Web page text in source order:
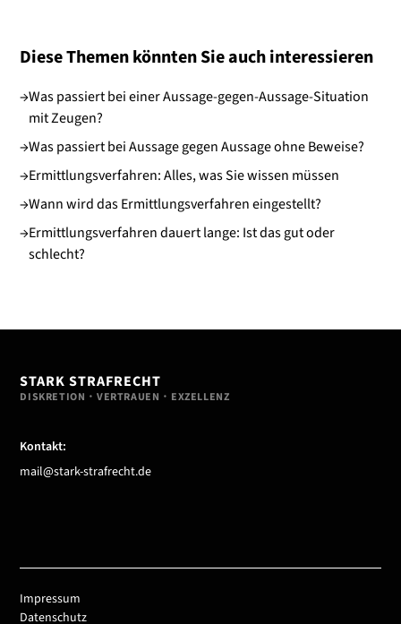
Diese Themen könnten Sie auch interessieren
→Was passiert bei einer Aussage-gegen-Aussage-Situation
mit Zeugen?
→Was passiert bei Aussage gegen Aussage ohne Beweise?
→Ermittlungsverfahren: Alles, was Sie wissen müssen
→Wann wird das Ermittlungsverfahren eingestellt?
→Ermittlungsverfahren dauert lange: Ist das gut oder
schlecht?
STARK STRAFRECHT
DISKRETION・VERTRAUEN・EXZELLENZ
Kontakt:
mail@stark-strafrecht.de
Impressum
Datenschutz